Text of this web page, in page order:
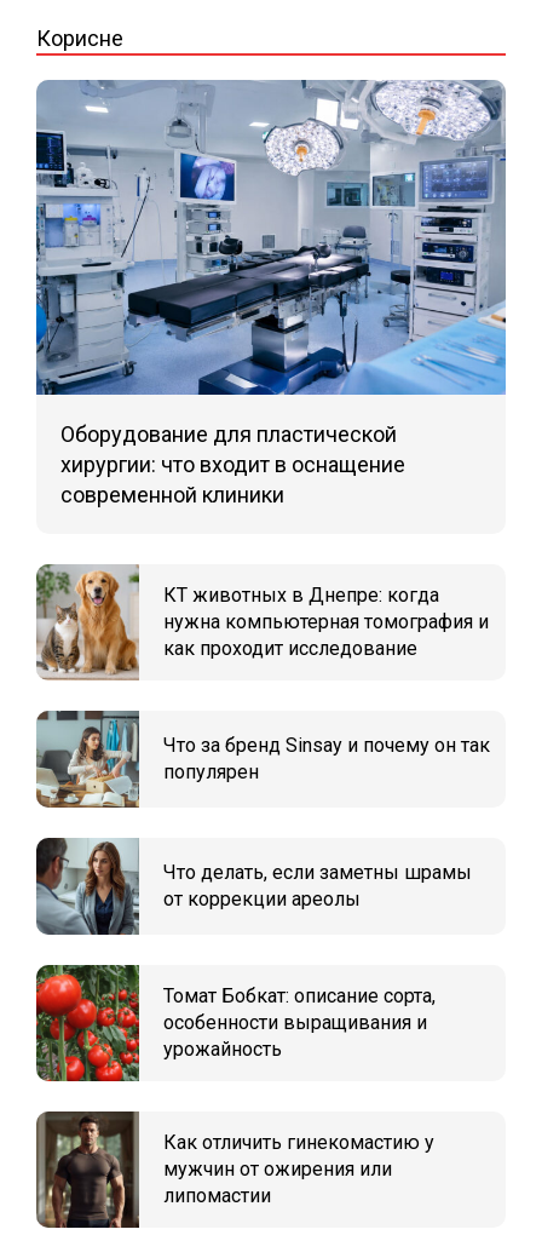
Корисне
Оборудование для пластической
хирургии: что входит в оснащение
современной клиники
КТ животных в Днепре: когда
нужна компьютерная томография и
как проходит исследование
Что за бренд Sinsay и почему он так
популярен
Что делать, если заметны шрамы
от коррекции ареолы
Томат Бобкат: описание сорта,
особенности выращивания и
урожайность
Как отличить гинекомастию у
мужчин от ожирения или
липомастии